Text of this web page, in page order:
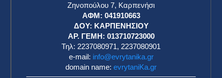
Ζηνοπούλου 7, Καρπενήσι
ΑΦΜ: 041910663
ΔΟΥ: ΚΑΡΠΕΝΗΣΙΟΥ
ΑΡ. ΓΕΜΗ: 013710723000
Τηλ: 2237080971, 2237080901
e-mail: info@evrytanika.gr
domain name: evrytaniKa.gr